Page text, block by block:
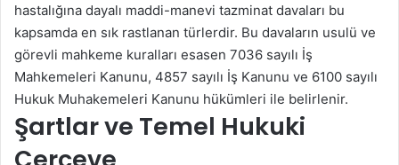
hastalığına dayalı maddi-manevi tazminat davaları bu
kapsamda en sık rastlanan türlerdir. Bu davaların usulü ve
görevli mahkeme kuralları esasen 7036 sayılı İş
Mahkemeleri Kanunu, 4857 sayılı İş Kanunu ve 6100 sayılı
Hukuk Muhakemeleri Kanunu hükümleri ile belirlenir.
Şartlar ve Temel Hukuki